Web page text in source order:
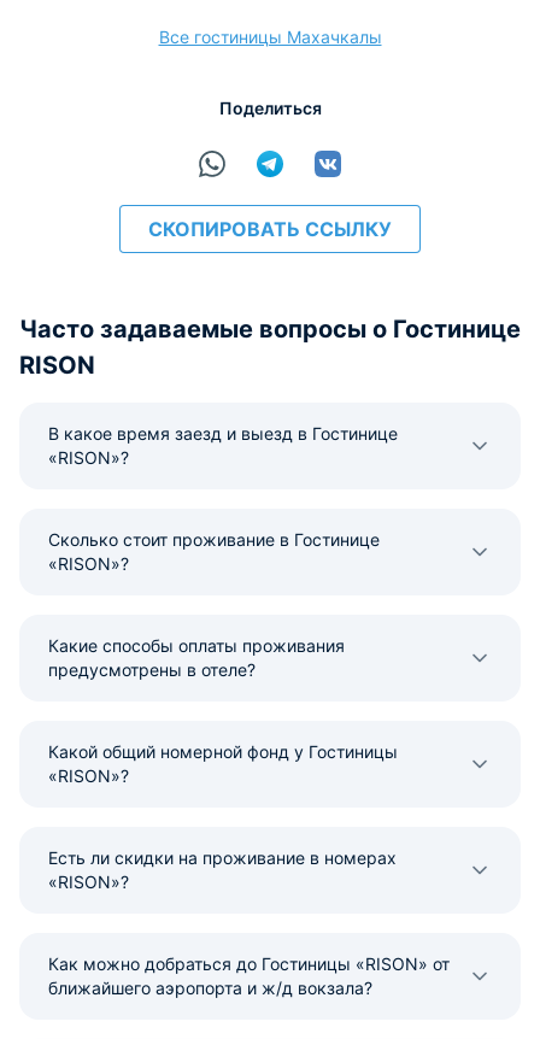
Все гостиницы Махачкалы
Поделиться
СКОПИРОВАТЬ ССЫЛКУ
Часто задаваемые вопросы о Гостинице
RISON
В какое время заезд и выезд в Гостинице
«RISON»?
Сколько стоит проживание в Гостинице
«RISON»?
Какие способы оплаты проживания
предусмотрены в отеле?
Какой общий номерной фонд у Гостиницы
«RISON»?
Есть ли скидки на проживание в номерах
«RISON»?
Как можно добраться до Гостиницы «RISON» от
ближайшего аэропорта и ж/д вокзала?